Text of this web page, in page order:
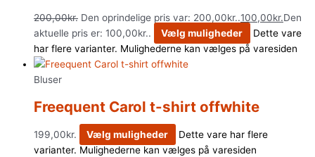
200,00kr. Den oprindelige pris var: 200,00kr..100,00kr.Den
aktuelle pris er: 100,00kr..
Vælg muligheder
Dette vare
har flere varianter. Mulighederne kan vælges på varesiden
Bluser
Freequent Carol t-shirt offwhite
199,00kr. Vælg muligheder
Dette vare har flere
varianter. Mulighederne kan vælges på varesiden